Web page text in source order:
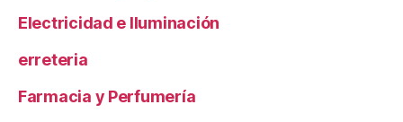
Electricidad e Iluminación
erreteria
Farmacia y Perfumería